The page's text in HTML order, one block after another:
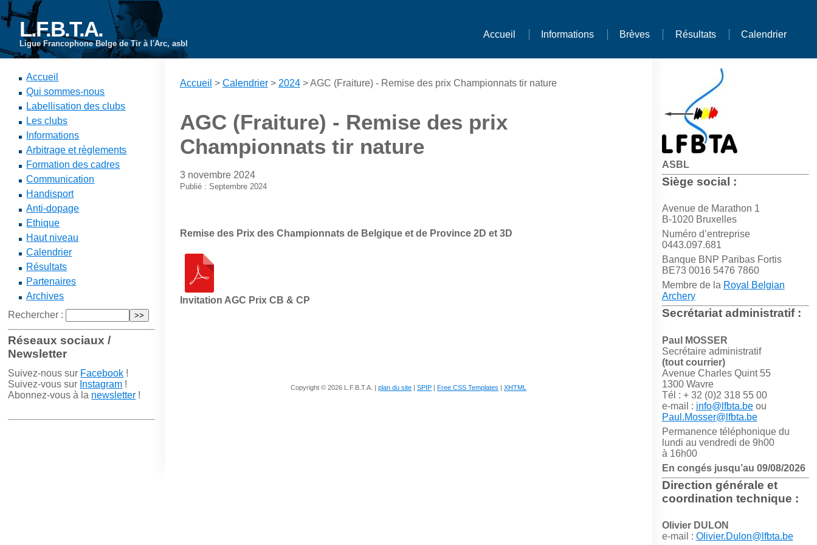
L.F.B.T.A.
Ligue Francophone Belge de Tir à l'Arc, asbl
Accueil Informations Brèves Résultats Calendrier
ASBL
Siège social :
Avenue de Marathon 1
B-1020 Bruxelles
Numéro d’entreprise
0443.097.681
Banque BNP Paribas Fortis
BE73 0016 5476 7860
Membre de la Royal Belgian
Archery
Secrétariat administratif :
Paul MOSSER
Secrétaire administratif
(tout courrier)
Avenue Charles Quint 55
1300 Wavre
Tél : + 32 (0)2 318 55 00
e-mail : info@lfbta.beou
Paul.Mosser@lfbta.be
Permanence téléphonique du
lundi au vendredi de 9h00
à 16h00
En congés jusqu’au 09/08/2026
Direction générale et
coordination technique :
Olivier DULON
e-mail : Olivier.Dulon@lfbta.be
Accueil
Qui sommes-nous
Labellisation des clubs
Les clubs
Informations
Arbitrage et règlements
Formation des cadres
Communication
Handisport
Anti-dopage
Ethique
Haut niveau
Calendrier
Résultats
Partenaires
Archives
Rechercher :
Réseaux sociaux /
Newsletter
Suivez-nous sur Facebook !
Suivez-vous sur Instagram !
Abonnez-vous à la newsletter !
Accueil > Calendrier> 2024> AGC (Fraiture) - Remise des prix Championnats tir nature
AGC (Fraiture) - Remise des prix
Championnats tir nature
3 novembre 2024
Publié : Septembre 2024
Remise des Prix des Championnats de Belgique et de Province 2D et 3D
Invitation AGC Prix CB & CP
Copyright © 2026 L.F.B.T.A. | plan du site | SPIP | Free CSS Templates | XHTML